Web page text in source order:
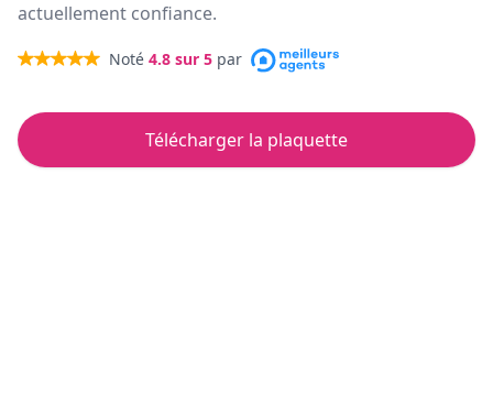
actuellement confiance.
Noté 4.8 sur 5 par
Télécharger la plaquette